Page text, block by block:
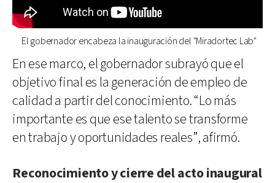
El gobernador encabeza la inauguración del "Miradortec Lab"
En ese marco, el gobernador subrayó que el
objetivo final es la generación de empleo de
calidad a partir del conocimiento. “Lo más
importante es que ese talento se transforme
en trabajo y oportunidades reales”, afirmó.
Reconocimiento y cierre del acto inaugural